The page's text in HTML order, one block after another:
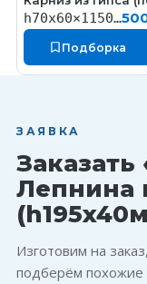
h70x60×1150мм
Подборка
ЗАЯВКА
Заказать
Лепнина
Изготовим на
подберём похожие